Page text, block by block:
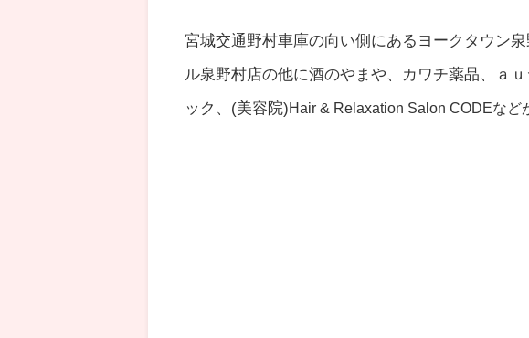
宮城交通野村車庫の向い側にあるヨークタウン
ル泉野村店の他に酒のやまや、カワチ薬品、ａ
ック、(美容院)Hair & Relaxation Salon CODEなど